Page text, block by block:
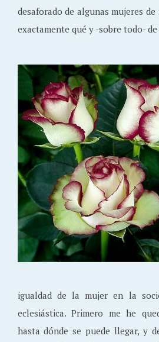
desaforado de algunas mujeres
exactamente qué y -sobre todo- de
igualdad de la mujer en la
eclesiástica. Primero me he
hasta dónde se puede llegar, y